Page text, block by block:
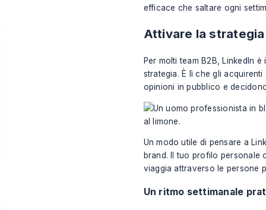
efficace che saltare ogni
Attivare la strategia
Per molti team B2B, LinkedIn
strategia. È lì che gli
opinioni in pubblico e
Un modo utile di pensare a
brand. Il tuo profilo personale
viaggia attraverso le persone
Un ritmo settimanale